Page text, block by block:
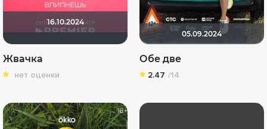
16.10.2024
Жвачка
нет оценки
05.09.2024
Обе две
2.47 /14